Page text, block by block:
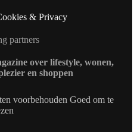
& Privacy
partners
over lifestyle, wonen,
en shoppen
voorbehouden Goed om te